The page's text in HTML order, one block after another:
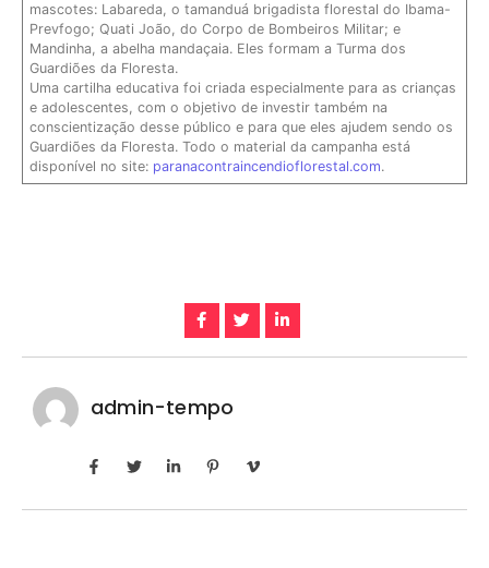
mascotes: Labareda, o tamanduá brigadista florestal do Ibama-
Prevfogo; Quati João, do Corpo de Bombeiros Militar; e
Mandinha, a abelha mandaçaia. Eles formam a Turma dos
Guardiões da Floresta.
Uma cartilha educativa foi criada especialmente para as crianças
e adolescentes, com o objetivo de investir também na
conscientização desse público e para que eles ajudem sendo os
Guardiões da Floresta. Todo o material da campanha está
disponível no site: paranacontraincendioflorestal.com.
admin-tempo